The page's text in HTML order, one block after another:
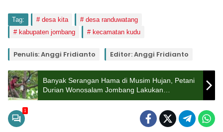
Tag: desa kita
desa randuwatang
kabupaten jombang
kecamatan kudu
Penulis: Anggi Fridianto Editor: Anggi Fridianto
Banyak Serangan Hama di Musim Hujan, Petani
Durian Wonosalam Jombang Lakukan
Perawatan Rutin
1